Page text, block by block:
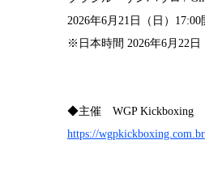
2026年6月21日（日）17:00
※日本時間 2026年6月22日
◆主催 WGP Kickboxing
https://